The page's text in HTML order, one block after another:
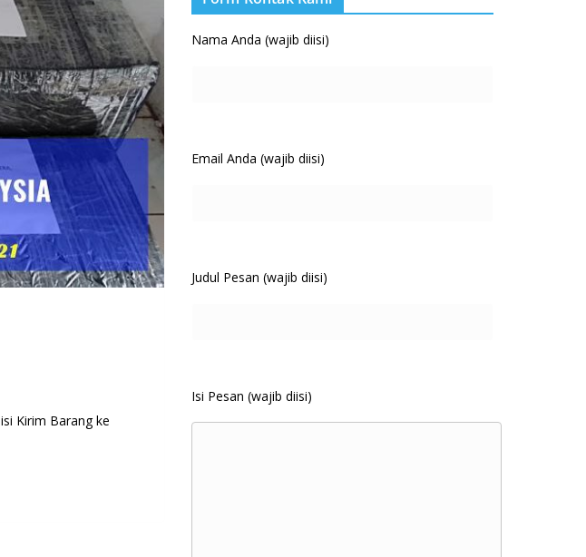
Kirim Barang ke
Nama Anda (wajib diisi)
Email Anda (wajib diisi)
Judul Pesan (wajib diisi)
Isi Pesan (wajib diisi)